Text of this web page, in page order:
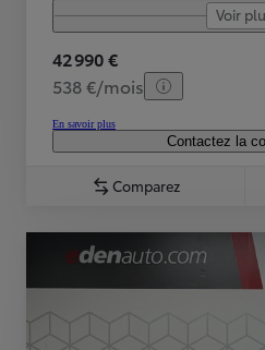
Voir
42 990 €
538 €/mois
En savoir plus
Contactez la
Comparez